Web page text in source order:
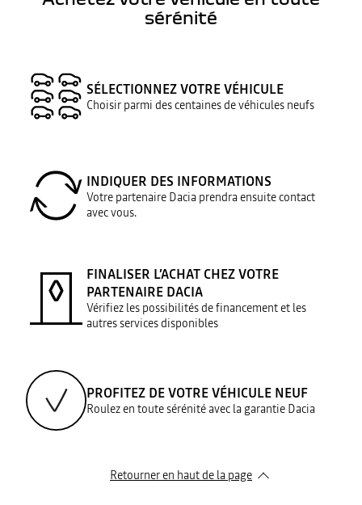
sérénité
SÉLECTIONNEZ VOTRE VÉHICULE
Choisir parmi des centaines de véhicules neufs
INDIQUER DES INFORMATIONS
Votre partenaire Dacia prendra ensuite contact
avec vous.
FINALISER L’ACHAT CHEZ VOTRE
PARTENAIRE DACIA
Vérifiez les possibilités de financement et les
autres services disponibles
PROFITEZ DE VOTRE VÉHICULE NEUF
Roulez en toute sérénité avec la garantie Dacia
Retourner en haut de la page